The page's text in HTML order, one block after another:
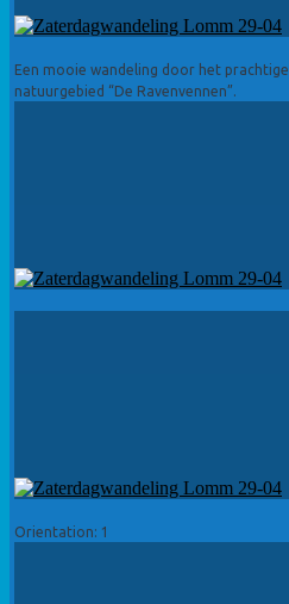
Een mooie wandeling door het prachtige
natuurgebied “De Ravenvennen”.
Orientation: 1